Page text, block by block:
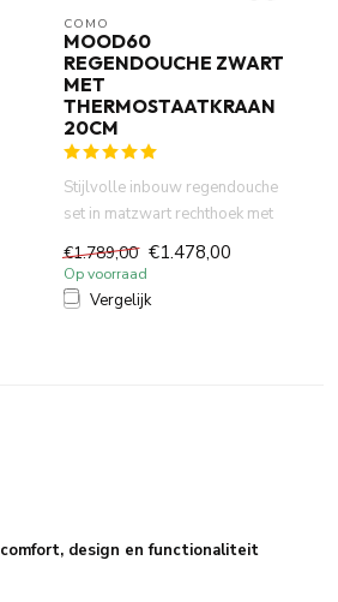
COMO
MOOD60
REGENDOUCHE ZWART
MET
THERMOSTAATKRAAN
20CM
Stijlvolle inbouw regendouche
set in matzwart rechthoek met
€1.789,00 €1.478,00
Op voorraad
Vergelijk
comfort, design en functionaliteit